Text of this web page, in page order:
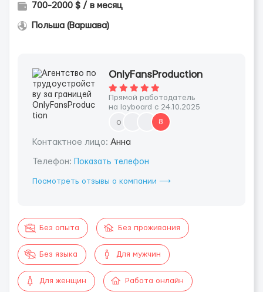
700-2000 $ / в месяц
Польша (Варшава)
OnlyFansProduction
Прямой работодатель
на layboard с 24.10.2025
o 8
Контактное лицо: Анна
Телефон: Показать телефон
Посмотреть отзывы о компании ⟶
Без опыта Без проживания
Без языка Для мужчин
Для женщин Работа онлайн